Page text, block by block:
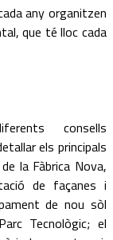
any organitzen
que té lloc cada
consells
els principals
la Fàbrica Nova,
de façanes i
de nou sòl
Tecnològic; el